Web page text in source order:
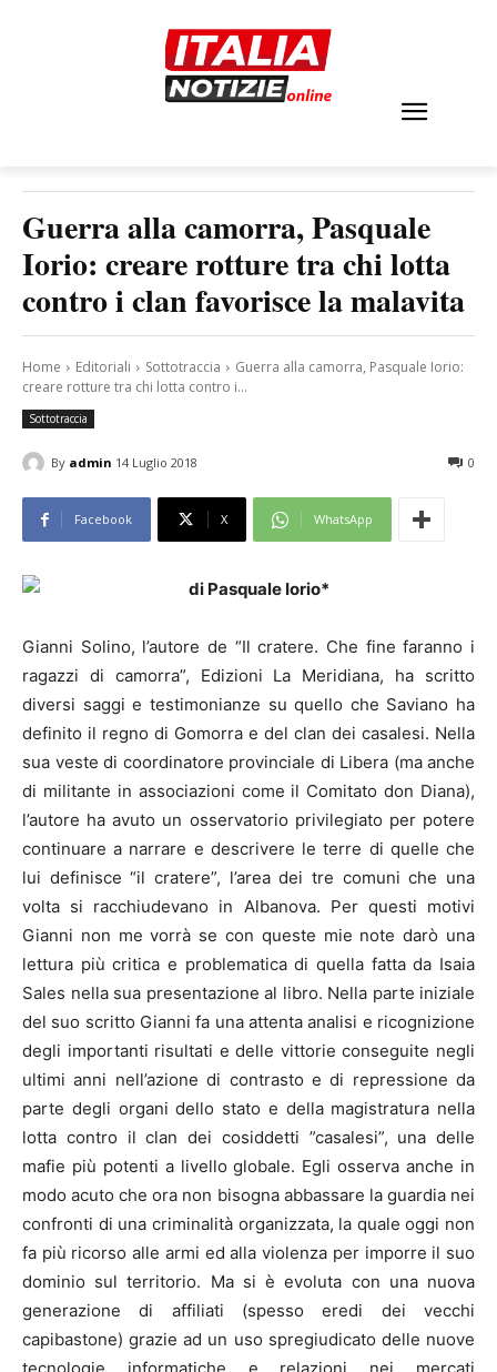
Guerra alla camorra, Pasquale
Iorio: creare rotture tra chi lotta
contro i clan favorisce la malavita
Home Editoriali Sottotraccia
Guerra alla camorra, Pasquale Iorio:
creare rotture tra chi lotta contro i...
Sottotraccia
By admin 14 Luglio 2018 0
Facebook X WhatsApp
di Pasquale Iorio*
Gianni Solino, l’autore de “Il cratere. Che fine faranno i
ragazzi di camorra”, Edizioni La Meridiana, ha scritto
diversi saggi e testimonianze su quello che Saviano ha
definito il regno di Gomorra e del clan dei casalesi. Nella
sua veste di coordinatore provinciale di Libera (ma anche
di militante in associazioni come il Comitato don Diana),
l’autore ha avuto un osservatorio privilegiato per potere
continuare a narrare e descrivere le terre di quelle che
lui definisce “il cratere”, l’area dei tre comuni che una
volta si racchiudevano in Albanova. Per questi motivi
Gianni non me vorrà se con queste mie note darò una
lettura più critica e problematica di quella fatta da Isaia
Sales nella sua presentazione al libro. Nella parte iniziale
del suo scritto Gianni fa una attenta analisi e ricognizione
degli importanti risultati e delle vittorie conseguite negli
ultimi anni nell’azione di contrasto e di repressione da
parte degli organi dello stato e della magistratura nella
lotta contro il clan dei cosiddetti ”casalesi”, una delle
mafie più potenti a livello globale. Egli osserva anche in
modo acuto che ora non bisogna abbassare la guardia nei
confronti di una criminalità organizzata, la quale oggi non
fa più ricorso alle armi ed alla violenza per imporre il suo
dominio sul territorio. Ma si è evoluta con una nuova
generazione di affiliati (spesso eredi dei vecchi
capibastone) grazie ad un uso spregiudicato delle nuove